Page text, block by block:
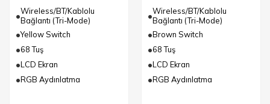
Wireless/BT/Kablolu
Bağlantı (Tri-Mode)
Yellow Switch
68 Tuş
LCD Ekran
RGB Aydınlatma
Wireless/BT/Kablolu
Bağlantı (Tri-Mode)
Brown Switch
68 Tuş
LCD Ekran
RGB Aydınlatma